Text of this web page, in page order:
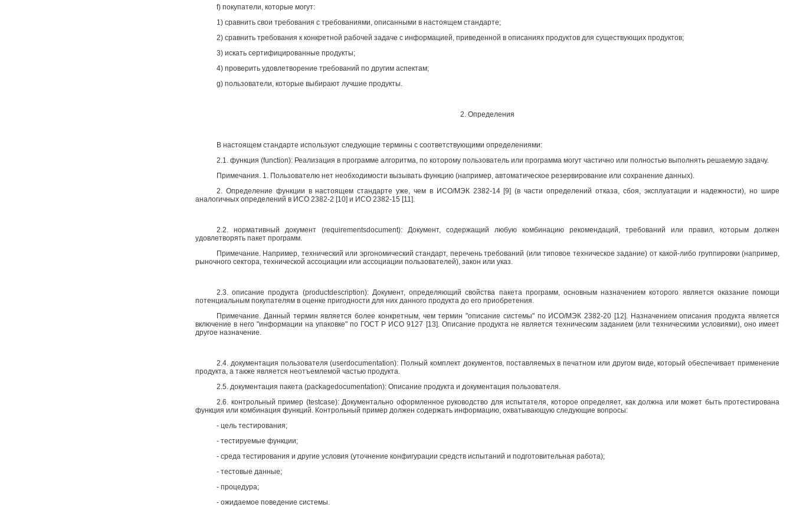
f) покупатели, которые могут:
1) сравнить свои требования с требованиями, описанными в настоящем стандарте;
2) сравнить требования к конкретной рабочей задаче с информацией, приведенной в описаниях продуктов для существующих продуктов;
3) искать сертифицированные продукты;
4) проверить удовлетворение требований по другим аспектам;
g) пользователи, которые выбирают лучшие продукты.
2. Определения
В настоящем стандарте используют следующие термины с соответствующими определениями:
2.1. функция (function): Реализация в программе алгоритма, по которому пользователь или программа могут частично или полностью выполнять решаемую задачу.
Примечания. 1. Пользователю нет необходимости вызывать функцию (например, автоматическое резервирование или сохранение данных).
2. Определение функции в настоящем стандарте уже, чем в ИСО/МЭК 2382-14 [9] (в части определений отказа, сбоя, эксплуатации и надежности), но шире
аналогичных определений в ИСО 2382-2 [10] и ИСО 2382-15 [11].
2.2. нормативный документ (requirementsdocument): Документ, содержащий любую комбинацию рекомендаций, требований или правил, которым должен
удовлетворять пакет программ.
Примечание. Например, технический или эргономический стандарт, перечень требований (или типовое техническое задание) от какой-либо группировки (например,
рыночного сектора, технической ассоциации или ассоциации пользователей), закон или указ.
2.3. описание продукта (productdescription): Документ, определяющий свойства пакета программ, основным назначением которого является оказание помощи
потенциальным покупателям в оценке пригодности для них данного продукта до его приобретения.
Примечание. Данный термин является более конкретным, чем термин "описание системы" по ИСО/МЭК 2382-20 [12]. Назначением описания продукта является
включение в него "информации на упаковке" по ГОСТ Р ИСО 9127 [13]. Описание продукта не является техническим заданием (или техническими условиями), оно имеет
другое назначение.
2.4. документация пользователя (userdocumentation): Полный комплект документов, поставляемых в печатном или другом виде, который обеспечивает применение
продукта, а также является неотъемлемой частью продукта.
2.5. документация пакета (packagedocumentation): Описание продукта и документация пользователя.
2.6. контрольный пример (testcase): Документально оформленное руководство для испытателя, которое определяет, как должна или может быть протестирована
функция или комбинация функций. Контрольный пример должен содержать информацию, охватывающую следующие вопросы:
- цель тестирования;
- тестируемые функции;
- среда тестирования и другие условия (уточнение конфигурации средств испытаний и подготовительная работа);
- тестовые данные;
- процедура;
- ожидаемое поведение системы.